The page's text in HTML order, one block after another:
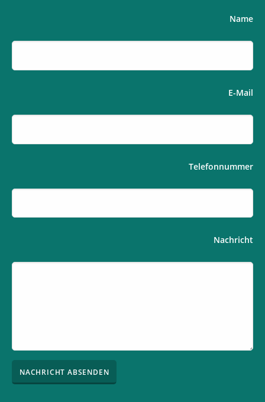
Name
E-Mail
Telefonnummer
Nachricht